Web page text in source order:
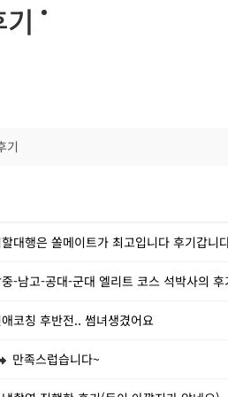
기
대행은 쏠메이트가 최고입니다 후기갑니
-남고-공대-군대 엘리트 코스 석박사의 후
코칭 후반전.. 썸녀생겼어요
만족스럽습니다~